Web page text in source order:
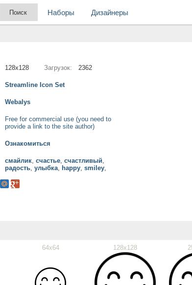
Наборы Дизайнеры
128x128 Загрузок: 2362
Streamline Icon Set
Webalys
Free for commercial use (you need to
provide a link to the site author)
Ознакомиться
смайлик, счастье, счастливый,
радость, улыбка, happy, smiley,
64x64 128x128